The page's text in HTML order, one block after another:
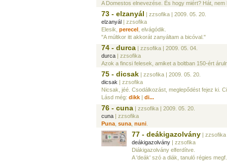
A Domestos elnevezése. És hogy miért? Hát, nem
73 - elzanyál | zzsofika | 2009. 05. 20.
elzanyál | zzsofika
Elesik, perecel , elvágódik.
"A múltkor itt akkorát zanyáltam a bicóval."
74 - durca | zzsofika | 2009. 05. 04.
durca | zzsofika
Azok a fincsi felesek, amiket a boltban 150-ért
75 - dicsak | zzsofika | 2009. 05. 20.
dicsak | zzsofika
Nicsak, jéé. Csodálkozást, meglepődést fejez ki.
Lásd még: dikk | di...
76 - cuna | zzsofika | 2009. 05. 20.
cuna | zzsofika
Puna suna nuni
77 - deákigazolvány | zzsofika
deákigazolvány | zzsofika
Diákigazolvány elferdítve.
A 'deák' szó a diák, tanuló régies